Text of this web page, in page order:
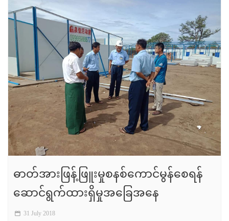
ဓာတ်အားဖြန့်ဖြူးမှုစနစ်ကောင်မွန်စေရန်
ဆောင်ရွက်ထားရှိမှုအခြေအနေ
31 July 2018